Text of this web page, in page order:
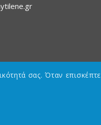
σας. Όταν